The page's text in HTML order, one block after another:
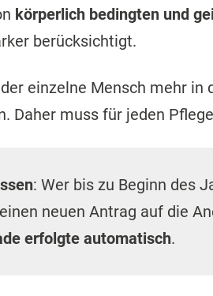
körperlich bedingten und
berücksichtigt.
einzelne Mensch mehr in
Daher muss für jeden
: Wer bis zu Beginn des
neuen Antrag auf die
erfolgte automatisch.